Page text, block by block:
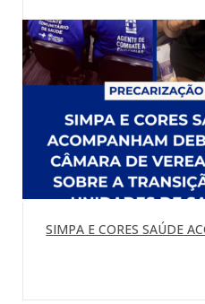
SIMPA E CORES SAÚDE